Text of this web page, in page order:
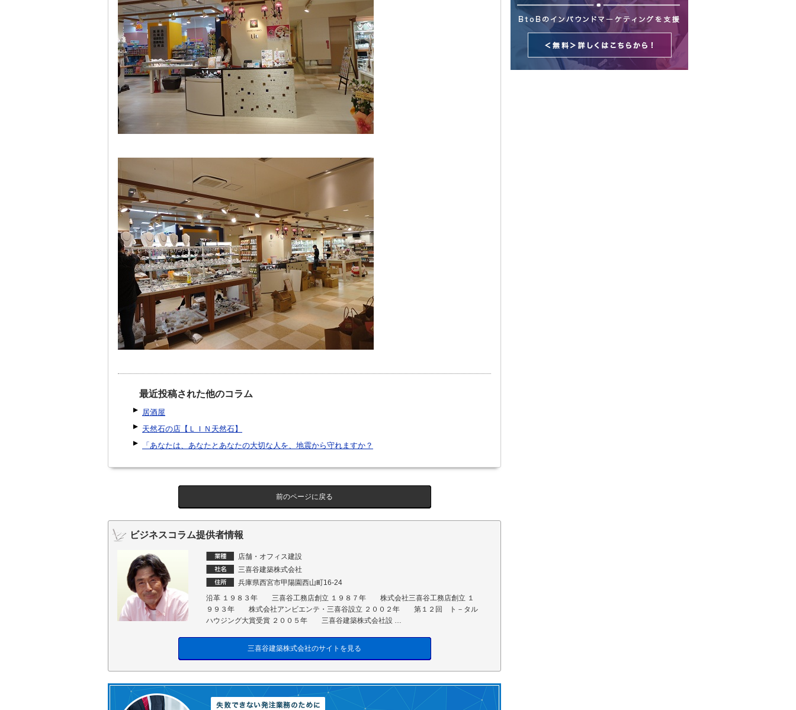
最近投稿された他のコラム
居酒屋
天然石の店【ＬＩＮ天然石】
「あなたは、あなたとあなたの大切な人を、地震から守れますか？
前のページに戻る
ビジネスコラム提供者情報
店舗・オフィス建設
三喜谷建築株式会社
兵庫県西宮市甲陽園西山町16-24
沿革 １９８３年 三喜谷工務店創立 １９８７年 株式会社三喜谷工務店創立 １
９９３年 株式会社アンビエンテ・三喜谷設立 ２００２年 第１２回 ト－タル
ハウジング大賞受賞 ２００５年 三喜谷建築株式会社設 …
三喜谷建築株式会社のサイトを見る